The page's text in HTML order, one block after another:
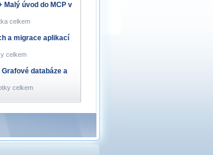
Malý úvod do MCP v
celkem
a migrace aplikací
celkem
databáze a
celkem